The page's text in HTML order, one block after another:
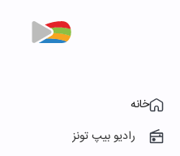
خانه
رادیو بیپ تونز